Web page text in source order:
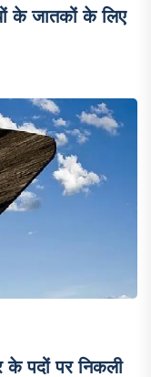
के जातकों के लिए
पदों पर निकली